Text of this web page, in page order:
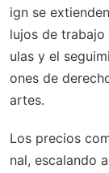
ign se
lujos de
ulas y el
ones de
artes.
Los precios
nal, escalando